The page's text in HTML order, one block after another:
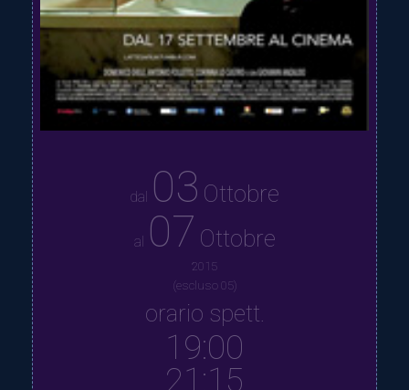
dal 03 Ottobre
al 07 Ottobre
2015
(escluso 05)
orario spett.
19:00
21:15